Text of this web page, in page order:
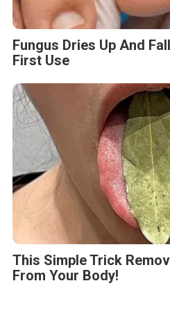
Fungus Dries Up And
First Use
This Simple Trick
From Your Body!